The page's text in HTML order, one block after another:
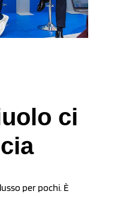
ci
per pochi. È